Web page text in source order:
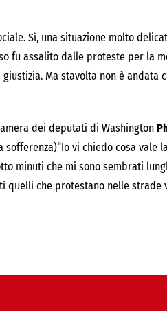
Sì, una situazione molto
fu assalito dalle proteste per la
Ma stavolta non è andata
dei deputati di Washington
vi chiedo cosa vale
minuti che mi sono sembrati
quelli che protestano nelle strade